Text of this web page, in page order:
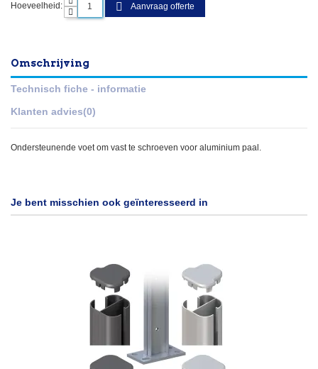
Hoeveelheid: Aanvraag offerte
Omschrijving
Technisch fiche - informatie
Klanten advies(0)
Ondersteunende voet om vast te schroeven voor aluminium paal.
Je bent misschien ook geïnteresseerd in